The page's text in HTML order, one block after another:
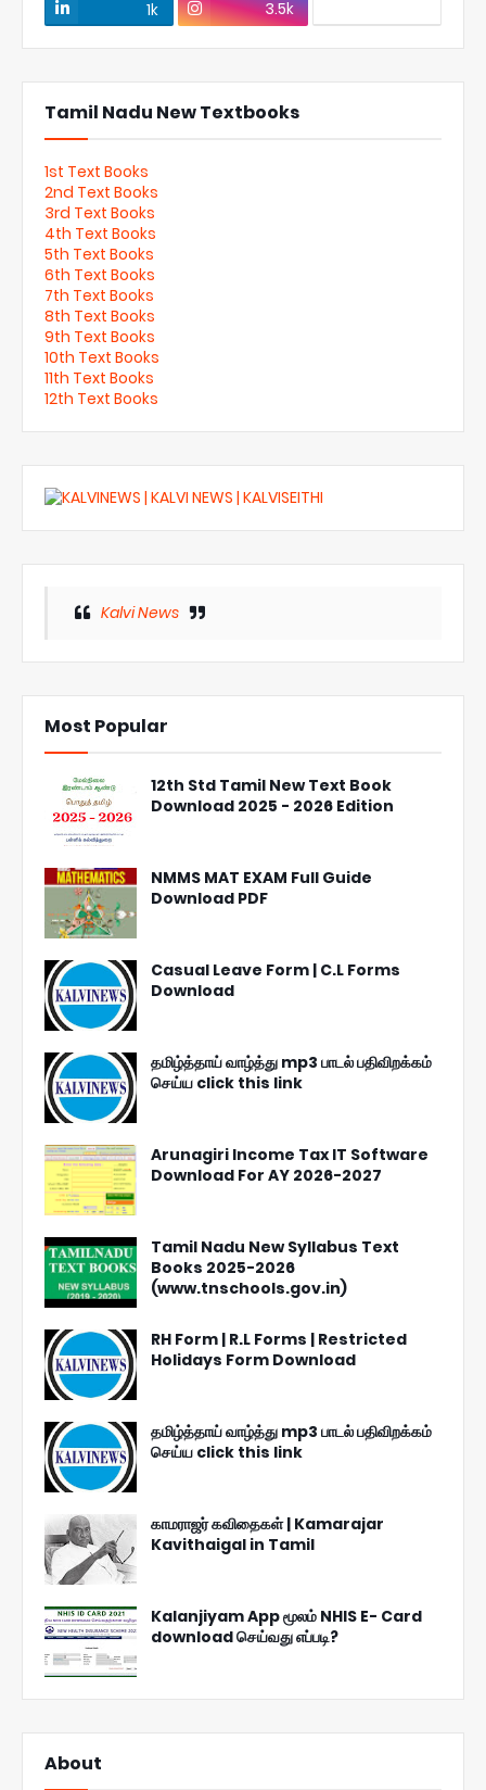
1k 3.5k
Tamil Nadu New Textbooks
1st Text Books
2nd Text Books
3rd Text Books
4th Text Books
5th Text Books
6th Text Books
7th Text Books
8th Text Books
9th Text Books
10th Text Books
11th Text Books
12th Text Books
Kalvi News
Most Popular
12th Std Tamil New Text Book
Download 2025 - 2026 Edition
NMMS MAT EXAM Full Guide
Download PDF
Casual Leave Form | C.L Forms
Download
தமிழ்த்தாய் வாழ்த்து mp3 பாடல் பதிவிறக்கம்
செய்ய click this link
Arunagiri Income Tax IT Software
Download For AY 2026-2027
Tamil Nadu New Syllabus Text
Books 2025-2026
(www.tnschools.gov.in)
RH Form | R.L Forms | Restricted
Holidays Form Download
தமிழ்த்தாய் வாழ்த்து mp3 பாடல் பதிவிறக்கம்
செய்ய click this link
காமராஜர் கவிதைகள் | Kamarajar
Kavithaigal in Tamil
Kalanjiyam App மூலம் NHIS E- Card
download செய்வது எப்படி?
About